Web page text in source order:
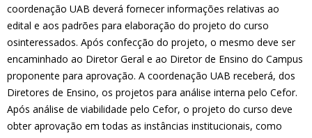
coordenação UAB deverá fornecer informações relativas ao
edital e aos padrões para elaboração do projeto do curso
osinteressados. Após confecção do projeto, o mesmo deve ser
encaminhado ao Diretor Geral e ao Diretor de Ensino do Campus
proponente para aprovação. A coordenação UAB receberá, dos
Diretores de Ensino, os projetos para análise interna pelo Cefor.
Após análise de viabilidade pelo Cefor, o projeto do curso deve
obter aprovação em todas as instâncias institucionais, como